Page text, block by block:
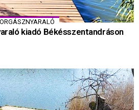
kiadó Békésszentandráson